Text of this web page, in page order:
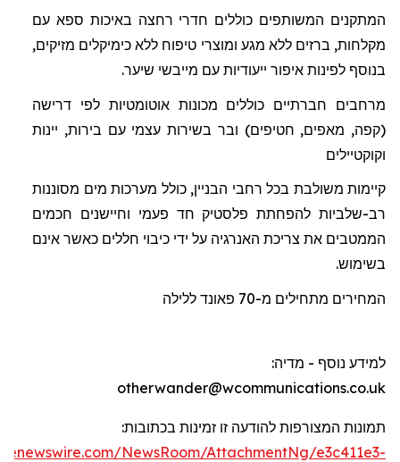
המתקנים המשותפים כוללים חדרי רחצה באיכות ספא עם
מקלחות, ברזים ללא מגע ומוצרי טיפוח ללא כימיקלים מזיקים,
בנוסף לפינות איפור ייעודיות עם מייבשי שיער.
מרחבים חברתיים כוללים מכונות אוטומטיות לפי דרישה
(קפה, מאפים, חטיפים) ובר בשירות עצמי עם בירות, יינות
וקוקטיילים
קיימות משולבת בכל רחבי הבניין, כולל מערכות מים מסוננות
רב-שלביות להפחתת פלסטיק חד פעמי וחיישנים חכמים
הממטבים את צריכת האנרגיה על ידי כיבוי חללים כאשר אינם
בשימוש.
המחירים מתחילים מ-70
פאונד ללילה
למידע נוסף - מדיה:
otherwander@wcommunications.co.uk
תמונות המצורפות להודעה זו זמינות בכתובות:
NewsRoom/AttachmentNg/e3c411e3-